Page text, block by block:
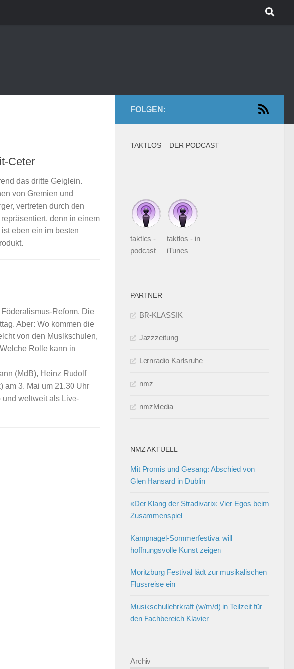
Ceter
das dritte Geiglein.
von Gremien und
vertreten durch den
denn in einem
eben ein im besten
Reform. Die
Aber: Wo kommen die
von den Musikschulen,
Rolle kann in
(MdB), Heinz Rudolf
am 3. Mai um 21.30 Uhr
und weltweit als Live-
FOLGEN:
TAKTLOS – DER PODCAST
taktlos -
podcast
taktlos - in
iTunes
PARTNER
BR-KLASSIK
Jazzzeitung
Lernradio Karlsruhe
nmz
nmzMedia
NMZ AKTUELL
Mit Promis und Gesang: Abschied von
Glen Hansard in Dublin
«Der Klang der Stradivari»: Vier Egos beim
Zusammenspiel
Kampnagel-Sommerfestival will
hoffnungsvolle Kunst zeigen
Moritzburg Festival lädt zur musikalischen
Flussreise ein
Musikschullehrkraft (w/m/d) in Teilzeit für
den Fachbereich Klavier
Archiv